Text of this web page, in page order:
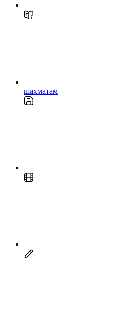
шахматам